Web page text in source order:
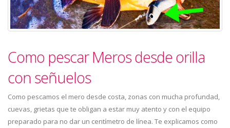
Como pescar Meros desde orilla
con señuelos
Como pescamos el mero desde costa, zonas con mucha profundad,
cuevas, grietas que te obligan a estar muy atento y con el equipo
preparado para no dar un centímetro de línea. Te explicamos como